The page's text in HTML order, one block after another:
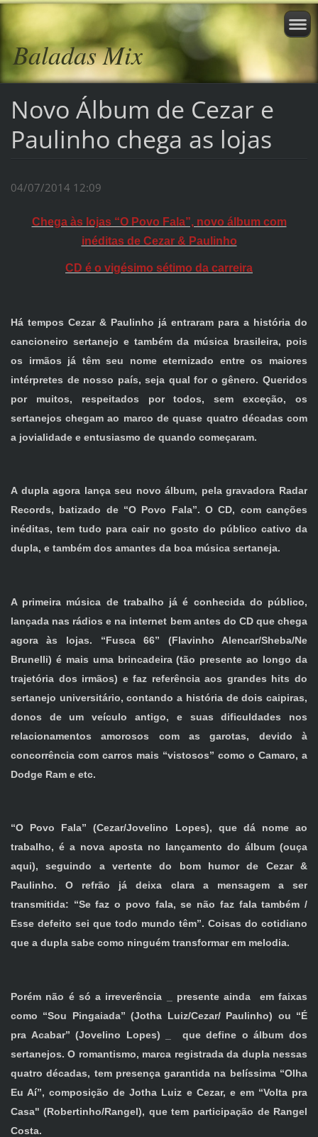
Baladas Mix
Novo Álbum de Cezar e
Paulinho chega as lojas
04/07/2014 12:09
Chega às lojas “O Povo Fala”, novo álbum com
inéditas de Cezar & Paulinho
CD é o vigésimo sétimo da carreira
Há tempos Cezar & Paulinho já entraram para a história do
cancioneiro sertanejo e também da música brasileira, pois
os irmãos já têm seu nome eternizado entre os maiores
intérpretes de nosso país, seja qual for o gênero. Queridos
por muitos, respeitados por todos, sem exceção, os
sertanejos chegam ao marco de quase quatro décadas com
a jovialidade e entusiasmo de quando começaram.
A dupla agora lança seu novo álbum, pela gravadora Radar
Records, batizado de “O Povo Fala”. O CD, com canções
inéditas, tem tudo para cair no gosto do público cativo da
dupla, e também dos amantes da boa música sertaneja.
A primeira música de trabalho já é conhecida do público,
lançada nas rádios e na internet bem antes do CD que chega
agora às lojas. “Fusca 66” (Flavinho Alencar/Sheba/Ne
Brunelli) é mais uma brincadeira (tão presente ao longo da
trajetória dos irmãos) e faz referência aos grandes hits do
sertanejo universitário, contando a história de dois caipiras,
donos de um veículo antigo, e suas dificuldades nos
relacionamentos amorosos com as garotas, devido à
concorrência com carros mais “vistosos” como o Camaro, a
Dodge Ram e etc.
“O Povo Fala” (Cezar/Jovelino Lopes), que dá nome ao
trabalho, é a nova aposta no lançamento do álbum (ouça
aqui), seguindo a vertente do bom humor de Cezar &
Paulinho. O refrão já deixa clara a mensagem a ser
transmitida: “Se faz o povo fala, se não faz fala também /
Esse defeito sei que todo mundo têm”. Coisas do cotidiano
que a dupla sabe como ninguém transformar em melodia.
Porém não é só a irreverência _ presente ainda em faixas
como “Sou Pingaiada” (Jotha Luiz/Cezar/ Paulinho) ou “É
pra Acabar” (Jovelino Lopes) _ que define o álbum dos
sertanejos. O romantismo, marca registrada da dupla nessas
quatro décadas, tem presença garantida na belíssima “Olha
Eu Aí”, composição de Jotha Luiz e Cezar, e em “Volta pra
Casa" (Robertinho/Rangel), que tem participação de Rangel
Costa.